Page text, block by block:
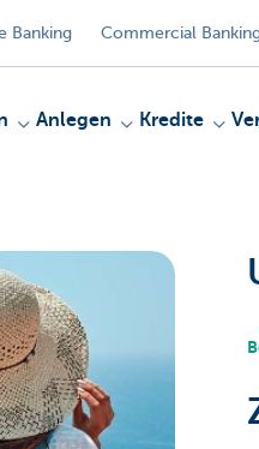
Banking Commercial
Anlegen Kredite